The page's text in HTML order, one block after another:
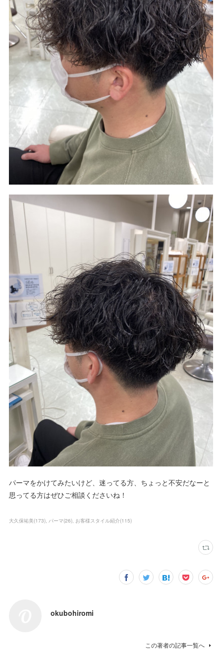
パーマをかけてみたいけど、迷ってる方、ちょっと不安だなーと
思ってる方はぜひご相談くださいね！
大久保祐美(173) パーマ(26) お客様スタイル紹介(115)
okubohiromi
この著者の記事一覧へ